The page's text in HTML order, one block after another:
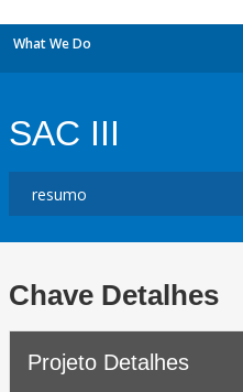
What We Do
SAC III
Chave Detalhes
Projeto Detalhes